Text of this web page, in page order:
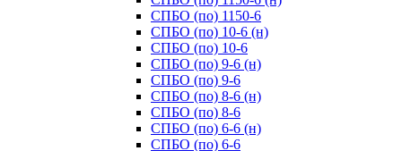
СПБО (по) 1150-6
СПБО (по) 10-6 (н)
СПБО (по) 10-6
СПБО (по) 9-6 (н)
СПБО (по) 9-6
СПБО (по) 8-6 (н)
СПБО (по) 8-6
СПБО (по) 6-6 (н)
СПБО (по) 6-6